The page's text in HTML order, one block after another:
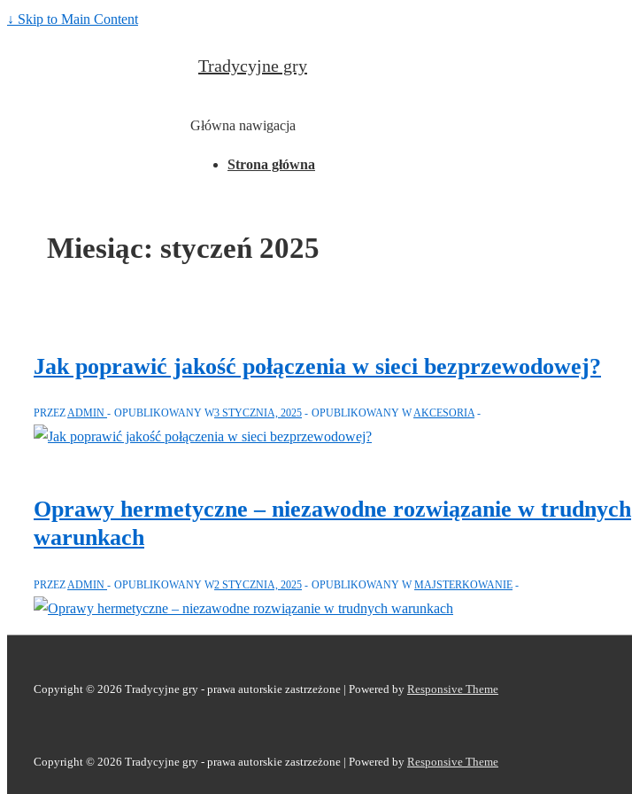
↓ Skip to Main Content
Tradycyjne gry
Główna nawigacja
Strona główna
Miesiąc: styczeń 2025
Jak poprawić jakość połączenia w sieci bezprzewodowej?
PRZEZADMIN OPUBLIKOWANY W3 STYCZNIA, 2025 OPUBLIKOWANY WAKCESORIA
Oprawy hermetyczne – niezawodne rozwiązanie w trudnych
warunkach
PRZEZ ADMIN OPUBLIKOWANY W2 STYCZNIA, 2025 OPUBLIKOWANY WMAJSTERKOWANIE
Copyright © 2026 Tradycyjne gry - prawa autorskie zastrzeżone | Powered by Responsive Theme
Copyright © 2026 Tradycyjne gry - prawa autorskie zastrzeżone | Powered by Responsive Theme